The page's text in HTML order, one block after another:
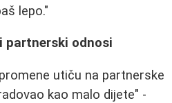
lepo."
partnerski odnosi
utiču na partnerske
kao malo dijete" -